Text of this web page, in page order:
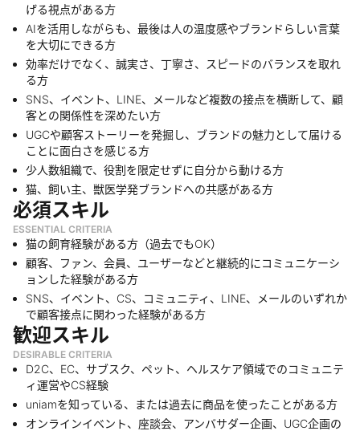
げる視点がある方
AIを活用しながらも、最後は人の温度感やブランドらしい言葉
を大切にできる方
効率だけでなく、誠実さ、丁寧さ、スピードのバランスを取れ
る方
SNS、イベント、LINE、メールなど複数の接点を横断して、顧
客との関係性を深めたい方
UGCや顧客ストーリーを発掘し、ブランドの魅力として届ける
ことに面白さを感じる方
少人数組織で、役割を限定せずに自分から動ける方
猫、飼い主、獣医学発ブランドへの共感がある方
必須スキル
ESSENTIAL CRITERIA
猫の飼育経験がある方（過去でもOK）
顧客、ファン、会員、ユーザーなどと継続的にコミュニケーシ
ョンした経験がある方
SNS、イベント、CS、コミュニティ、LINE、メールのいずれか
で顧客接点に関わった経験がある方
歓迎スキル
DESIRABLE CRITERIA
D2C、EC、サブスク、ペット、ヘルスケア領域でのコミュニテ
ィ運営やCS経験
uniamを知っている、または過去に商品を使ったことがある方
オンラインイベント、座談会、アンバサダー企画、UGC企画の